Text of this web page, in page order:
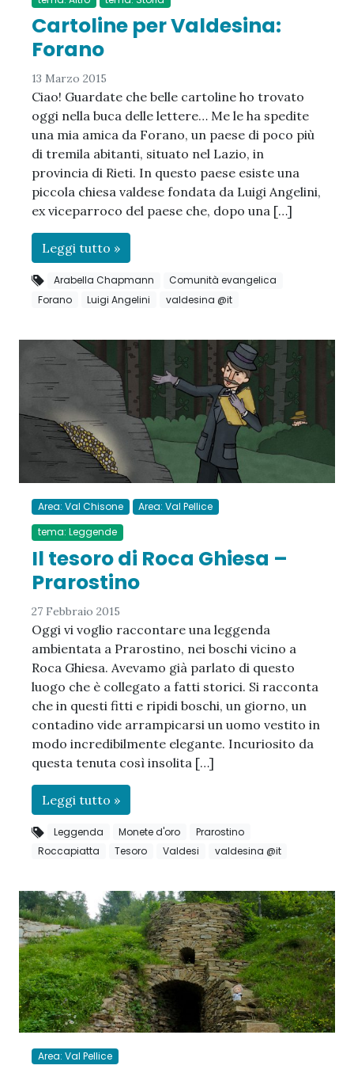
Cartoline per Valdesina:
Forano
13 Marzo 2015
Ciao! Guardate che belle cartoline ho trovato
oggi nella buca delle lettere… Me le ha spedite
una mia amica da Forano, un paese di poco più
di tremila abitanti, situato nel Lazio, in
provincia di Rieti. In questo paese esiste una
piccola chiesa valdese fondata da Luigi Angelini,
ex viceparroco del paese che, dopo una […]
Leggi tutto »
Arabella Chapmann
Comunità evangelica
Forano
Luigi Angelini valdesina @it
Area: Val Chisone
Area: Val Pellice
tema: Leggende
Il tesoro di Roca Ghiesa –
Prarostino
27 Febbraio 2015
Oggi vi voglio raccontare una leggenda
ambientata a Prarostino, nei boschi vicino a
Roca Ghiesa. Avevamo già parlato di questo
luogo che è collegato a fatti storici. Si racconta
che in questi fitti e ripidi boschi, un giorno, un
contadino vide arrampicarsi un uomo vestito in
modo incredibilmente elegante. Incuriosito da
questa tenuta così insolita […]
Leggi tutto »
Leggenda Monete d'oro
Prarostino
Roccapiatta
Tesoro Valdesi valdesina @it
Area: Val Pellice